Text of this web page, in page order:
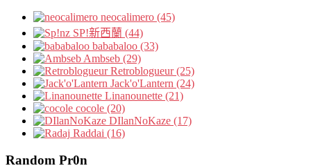
neocalimero (45)
SP!新西蘭 (44)
bababaloo (33)
Ambseb (29)
Retroblogueur (25)
Jack'o'Lantern (24)
Linanounette (21)
cocole (20)
DIlanNoKaze (17)
Raddai (16)
Random Pr0n